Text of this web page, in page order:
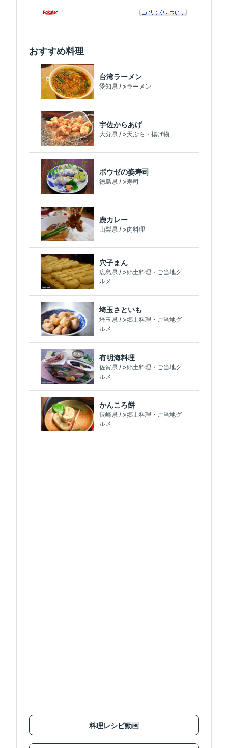
おすすめ料理
台湾ラーメン
愛知県 / >ラーメン
宇佐からあげ
大分県 / >天ぷら・揚げ物
ボウゼの姿寿司
徳島県 / >寿司
鹿カレー
山梨県 / >肉料理
穴子まん
広島県 / >郷土料理・ご当地グ
ルメ
埼玉さといも
埼玉県 / >郷土料理・ご当地グ
ルメ
有明海料理
佐賀県 / >郷土料理・ご当地グ
ルメ
かんころ餅
長崎県 / >郷土料理・ご当地グ
ルメ
料理レシピ動画